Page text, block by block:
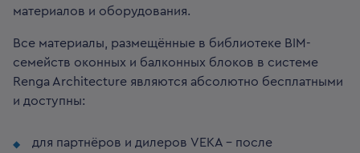
материалов и оборудования.
Все материалы, размещённые в библиотеке BIM-
семейств оконных и балконных блоков в системе
Renga Architecture являются абсолютно бесплатными
и доступны:
для партнёров и дилеров VEKA – после